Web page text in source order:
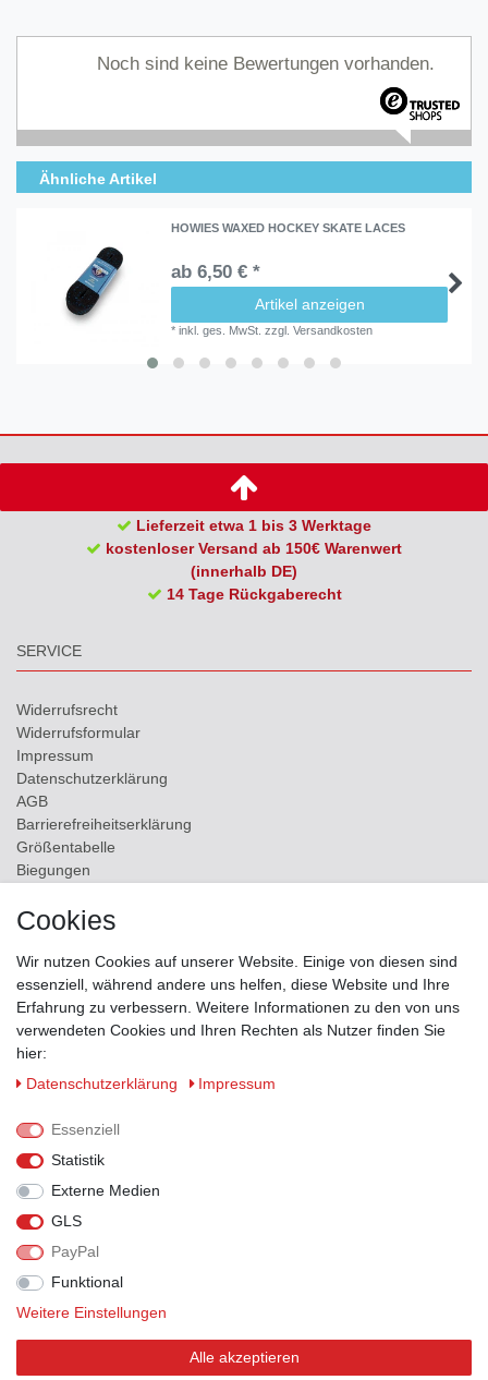
Noch sind keine Bewertungen vorhanden.
Ähnliche Artikel
HOWIES WAXED HOCKEY SKATE LACES
ab 6,50 € *
Artikel anzeigen
*inkl. ges. MwSt. zzgl.Versandkosten
Lieferzeit etwa 1 bis 3 Werktage
kostenloser Versand ab 150€ Warenwert
(innerhalb DE)
14 Tage Rückgaberecht
SERVICE
Widerrufs­recht
Widerrufs­formular
Impressum
Daten­schutz­erklärung
AGB
Barrierefreiheitserklärung
Größentabelle
Biegungen
Kontakt
ZAHLUNGSMÖGLICHKEITEN
VERSANDPARTNER
Cookies
Wir nutzen Cookies auf unserer Website. Einige von diesen sind
essenziell, während andere uns helfen, diese Website und Ihre
Erfahrung zu verbessern. Weitere Informationen zu den von uns
verwendeten Cookies und Ihren Rechten als Nutzer finden Sie
hier:
Daten­schutz­erklärung
Impressum
Essenziell
Statistik
Externe Medien
GLS
PayPal
Funktional
Weitere Einstellungen
Alle akzeptieren